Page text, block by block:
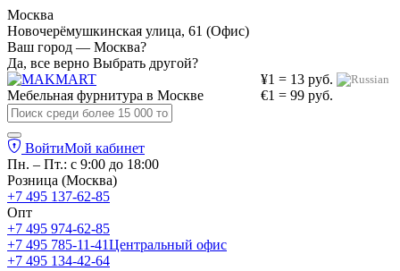
Москва
Новочерёмушкинская улица, 61 (Офис)
Ваш город — Москва?
Да, все верно Выбрать другой?
¥1 = 13 руб.
€1 = 99 руб.
Мебельная фурнитура в Москве
ВойтиМой кабинет
Пн. – Пт.: с 9:00 до 18:00
Розница (Москва)
+7 495 137-62-85
Опт
+7 495 974-62-85
+7 495 785-11-41Центральный офис
+7 495 134-42-64